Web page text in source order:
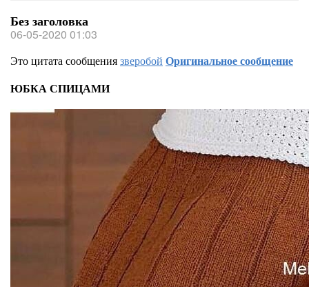
Без заголовка
06-05-2020 01:03
Это цитата сообщениязверобой Оригинальное сообщение
ЮБКА СПИЦАМИ